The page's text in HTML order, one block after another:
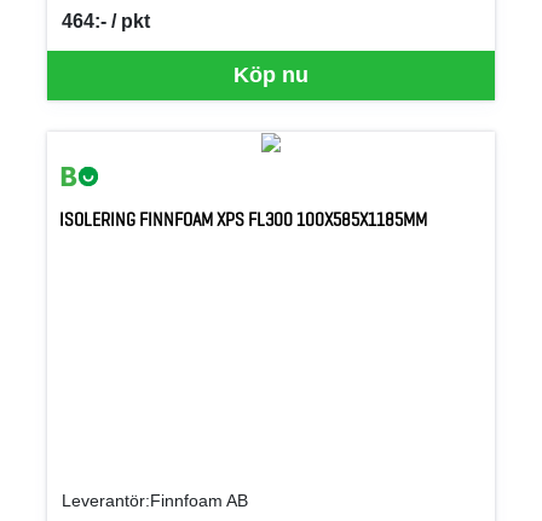
Köp nu
464:- / pkt
SEK per PKT
ISOLERING FINNFOAM XPS FL300 100X585X1185MM
Leverantör:Finnfoam AB